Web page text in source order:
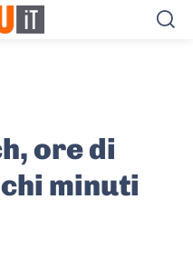
ore di
minuti